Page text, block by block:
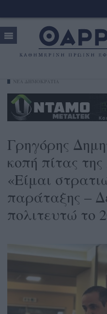
Γρηγόρης
κοπή πίτας
«Είμαι
παράταξης –
πολιτευτώ το